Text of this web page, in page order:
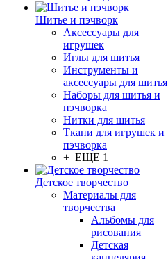
Шитье и пэчворк
Аксессуары для
игрушек
Иглы для шитья
Инструменты и
аксессуары для шитья
Наборы для шитья и
пэчворка
Нитки для шитья
Ткани для игрушек и
пэчворка
+ ЕЩЕ 1
Детское творчество
Материалы для
творчества
Альбомы для
рисования
Детская